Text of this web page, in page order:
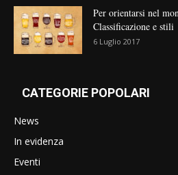
Per orientarsi nel
Classificazione e stili
6 Luglio 2017
CATEGORIE POPOLARI
News
In evidenza
Eventi